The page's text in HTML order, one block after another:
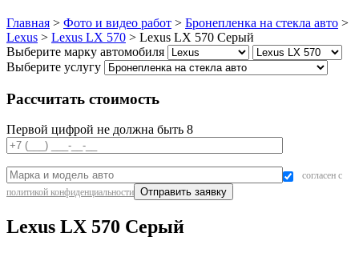
Главная > Фото и видео работ > Бронепленка на стекла авто >
Lexus > Lexus LX 570 > Lexus LX 570 Серый
Выберите марку автомобиля
Выберите услугу
Рассчитать стоимость
Первой цифрой не должна быть 8
согласен с
политикой конфиденциальности
Lexus LX 570 Серый